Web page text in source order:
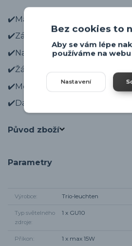
✔️Materiál svítidla je kov v
✔️Zápustný rámeček do
✔️Naklápěcí.
✔️Žárovka GU10 není součástí.
✔️Moderní design.
✔️Další svítidla ze série
Původ zboží
Parametry
Výrobce Trio-leuchten
Typ světelného
zdroje
1 x GU10
Příkon 1 x max 15W
Bez cookies to
Aby se vám lépe
používáme na
Nastavení